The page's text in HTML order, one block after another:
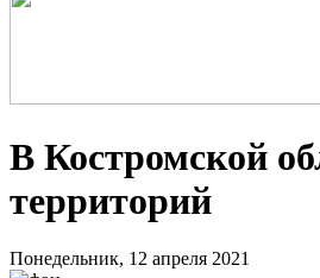
В Костромской
территорий
Понедельник, 12 апреля 2021